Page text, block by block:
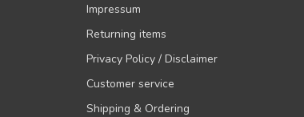
Impressum
Returning items
Privacy Policy / Disclaimer
Customer service
Shipping & Ordering